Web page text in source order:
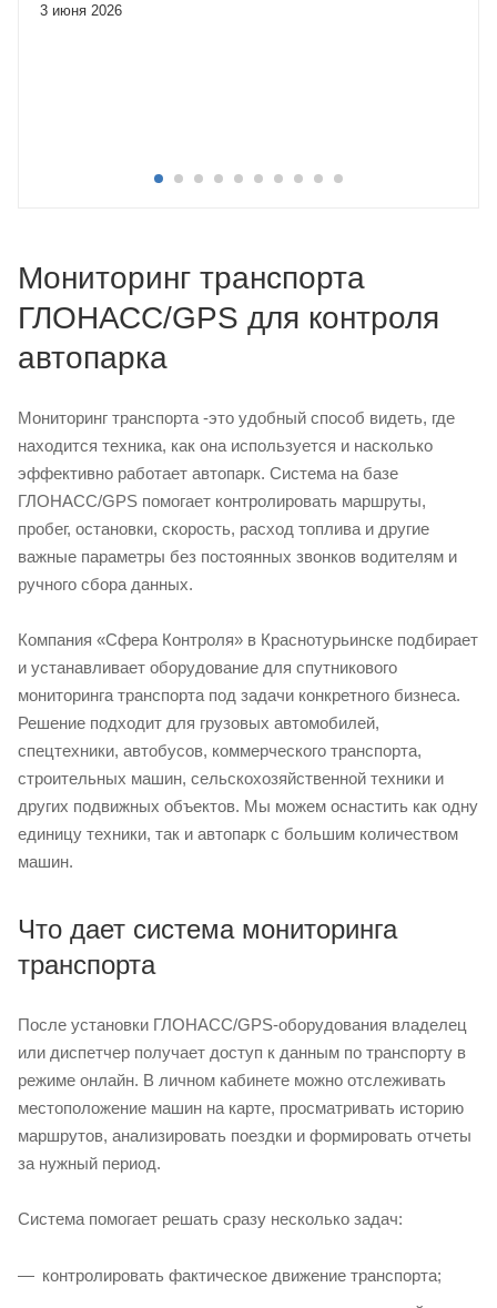
3 июня 2026
Мониторинг транспорта
ГЛОНАСС/GPS для контроля
автопарка
Мониторинг транспорта -это удобный способ видеть, где
находится техника, как она используется и насколько
эффективно работает автопарк. Система на базе
ГЛОНАСС/GPS помогает контролировать маршруты,
пробег, остановки, скорость, расход топлива и другие
важные параметры без постоянных звонков водителям и
ручного сбора данных.
Компания «Сфера Контроля» в Краснотурьинске подбирает
и устанавливает оборудование для спутникового
мониторинга транспорта под задачи конкретного бизнеса.
Решение подходит для грузовых автомобилей,
спецтехники, автобусов, коммерческого транспорта,
строительных машин, сельскохозяйственной техники и
других подвижных объектов. Мы можем оснастить как одну
единицу техники, так и автопарк с большим количеством
машин.
Что дает система мониторинга
транспорта
После установки ГЛОНАСС/GPS-оборудования владелец
или диспетчер получает доступ к данным по транспорту в
режиме онлайн. В личном кабинете можно отслеживать
местоположение машин на карте, просматривать историю
маршрутов, анализировать поездки и формировать отчеты
за нужный период.
Система помогает решать сразу несколько задач:
контролировать фактическое движение транспорта;